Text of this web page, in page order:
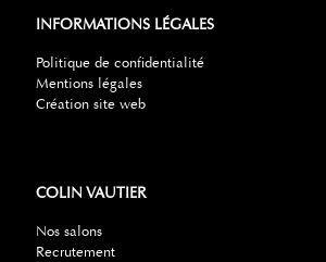
INFORMATIONS LÉGALES
Politique de confidentialité
Mentions légales
Création site web
COLIN VAUTIER
Nos salons
Recrutement